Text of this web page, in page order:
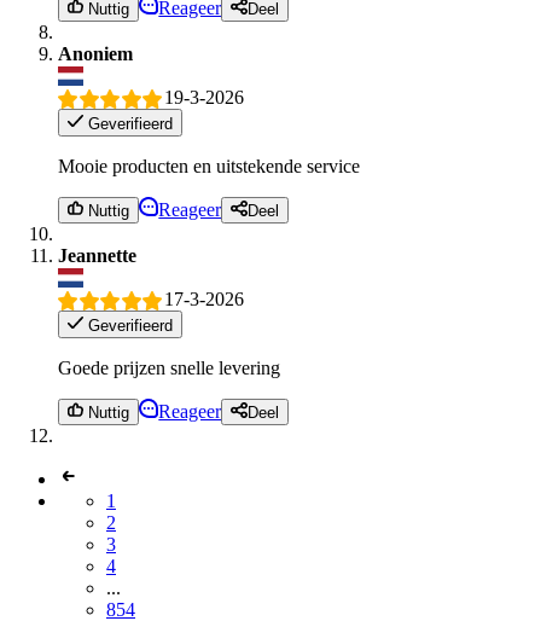
Nuttig Reageer Deel
Anoniem
19-3-2026
Geverifieerd
Mooie producten en uitstekende service
Nuttig Reageer Deel
Jeannette
17-3-2026
Geverifieerd
Goede prijzen snelle levering
Nuttig Reageer Deel
1
2
3
4
...
854